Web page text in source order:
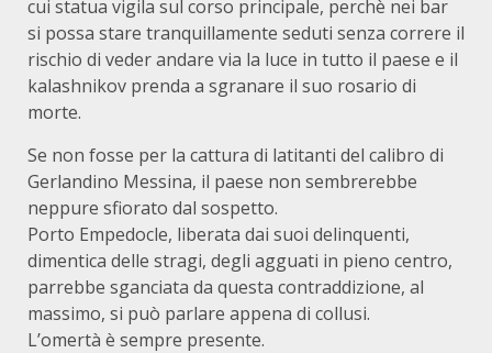
cui statua vigila sul corso principale, perchè nei bar
si possa stare tranquillamente seduti senza correre il
rischio di veder andare via la luce in tutto il paese e il
kalashnikov prenda a sgranare il suo rosario di
morte.
Se non fosse per la cattura di latitanti del calibro di
Gerlandino Messina, il paese non sembrerebbe
neppure sfiorato dal sospetto.
Porto Empedocle, liberata dai suoi delinquenti,
dimentica delle stragi, degli agguati in pieno centro,
parrebbe sganciata da questa contraddizione, al
massimo, si può parlare appena di collusi.
L’omertà è sempre presente.